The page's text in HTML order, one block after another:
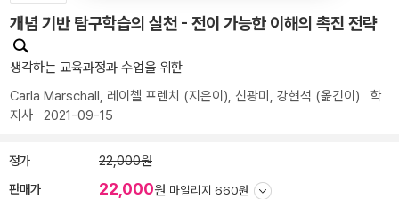
개념 기반 탐구학습의 실천 - 전이 가능한 이해의 촉진 전략
생각하는 교육과정과 수업을 위한
Carla Marschall, 레이첼 프렌치 (지은이), 신광미 , 강현석 (옮긴이) 학
지사 2021-09-15
정가 22,000원
판매가 22,000원 마일리지 660원